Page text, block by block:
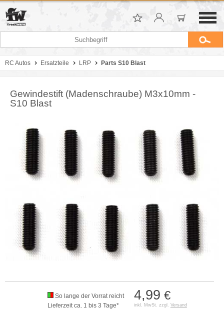
RC Autos Ersatzteile LRP Parts S10 Blast
Gewindestift (Madenschraube) M3x10mm -
S10 Blast
4,99 €
inkl. MwSt. zzgl. Versand
So lange der Vorrat reicht
Lieferzeit ca. 1 bis 3 Tage*